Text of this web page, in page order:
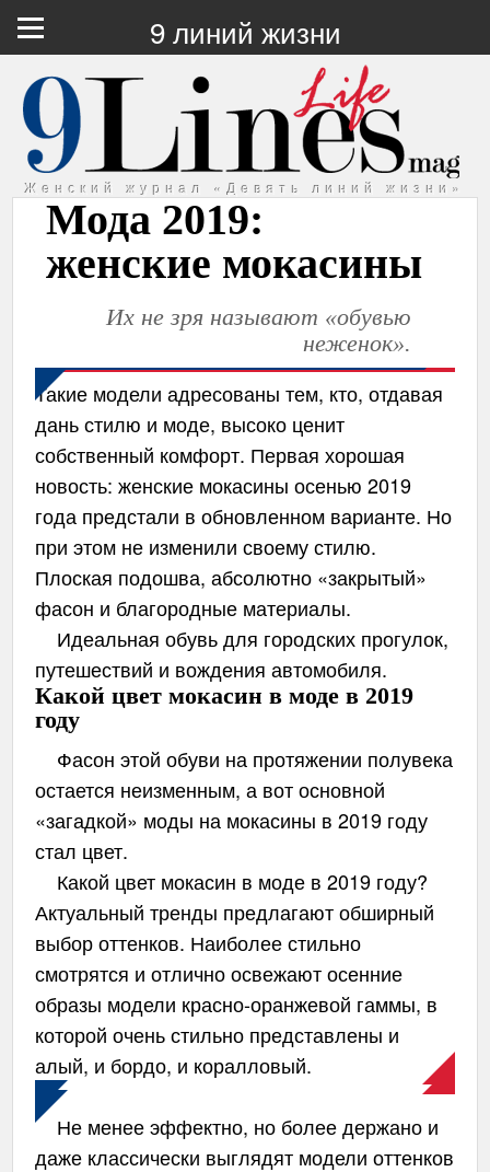
9 линий жизни
Женский журнал «Девять линий жизни»
Мода 2019:
женские мокасины
Их не зря называют «обувью
неженок».
Такие модели адресованы тем, кто, отдавая
дань стилю и моде, высоко ценит
собственный комфорт. Первая хорошая
новость: женские мокасины осенью 2019
года предстали в обновленном варианте. Но
при этом не изменили своему стилю.
Плоская подошва, абсолютно «закрытый»
фасон и благородные материалы.
Идеальная обувь для городских прогулок,
путешествий и вождения автомобиля.
Какой цвет мокасин в моде в 2019
году
Фасон этой обуви на протяжении полувека
остается неизменным, а вот основной
«загадкой» моды на мокасины в 2019 году
стал цвет.
Какой цвет мокасин в моде в 2019 году?
Актуальный тренды предлагают обширный
выбор оттенков. Наиболее стильно
смотрятся и отлично освежают осенние
образы модели красно-оранжевой гаммы, в
которой очень стильно представлены и
алый, и бордо, и коралловый.
Не менее эффектно, но более держано и
даже классически выглядят модели оттенков